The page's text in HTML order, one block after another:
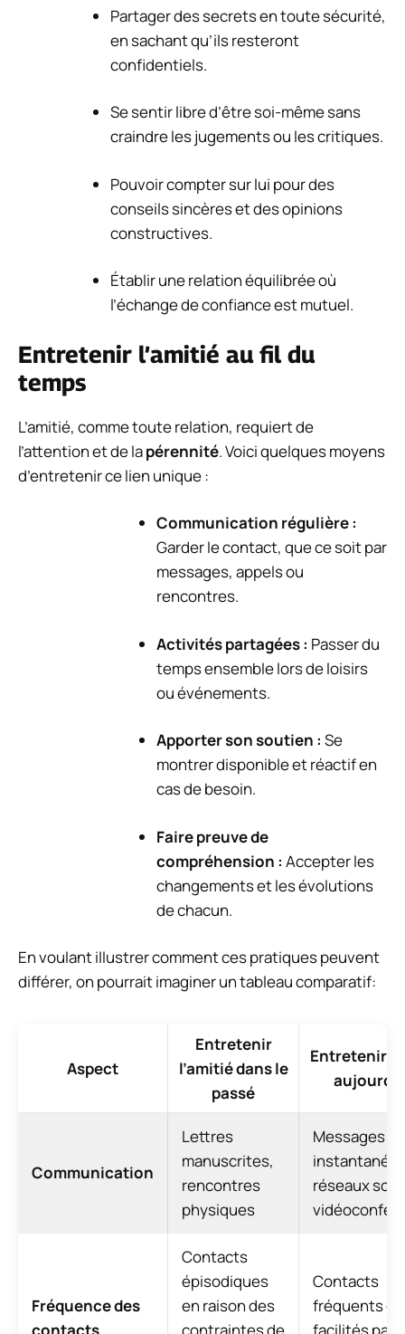
Partager des secrets en toute sécurité,
en sachant qu’ils resteront
confidentiels.
Se sentir libre d’être soi-même sans
craindre les jugements ou les critiques.
Pouvoir compter sur lui pour des
conseils sincères et des opinions
constructives.
Établir une relation équilibrée où
l’échange de confiance est mutuel.
Entretenir l’amitié au fil du
temps
L’amitié, comme toute relation, requiert de
l’attention et de lapérennité. Voici quelques moyens
d’entretenir ce lien unique :
Communication régulière :
Garder le contact, que ce soit par
messages, appels ou
rencontres.
Activités partagées : Passer du
temps ensemble lors de loisirs
ou événements.
Apporter son soutien : Se
montrer disponible et réactif en
cas de besoin.
Faire preuve de
compréhension : Accepter les
changements et les évolutions
de chacun.
En voulant illustrer comment ces pratiques peuvent
différer, on pourrait imaginer un tableau comparatif:
Aspect
Entretenir
l’amitié dans le
passé
Entretenir
Communication
Lettres
manuscrites,
rencontres
physiques
Messages
instantanés,
réseaux
Fréquence des
Contacts
épisodiques
en raison des
Contacts
fréquents et